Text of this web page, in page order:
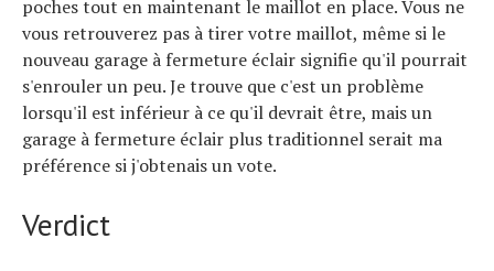
poches tout en maintenant le maillot en place. Vous ne
vous retrouverez pas à tirer votre maillot, même si le
nouveau garage à fermeture éclair signifie qu'il pourrait
s'enrouler un peu. Je trouve que c'est un problème
lorsqu'il est inférieur à ce qu'il devrait être, mais un
garage à fermeture éclair plus traditionnel serait ma
préférence si j'obtenais un vote.
Verdict